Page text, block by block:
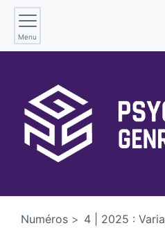
Menu
Numéros
4 | 2025 : Varia